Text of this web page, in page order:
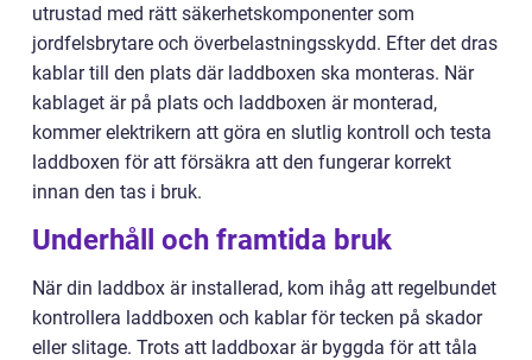
utrustad med rätt säkerhetskomponenter som
jordfelsbrytare och överbelastningsskydd. Efter det dras
kablar till den plats där laddboxen ska monteras. När
kablaget är på plats och laddboxen är monterad,
kommer elektrikern att göra en slutlig kontroll och testa
laddboxen för att försäkra att den fungerar korrekt
innan den tas i bruk.
Underhåll och framtida bruk
När din laddbox är installerad, kom ihåg att regelbundet
kontrollera laddboxen och kablar för tecken på skador
eller slitage. Trots att laddboxar är byggda för att tåla